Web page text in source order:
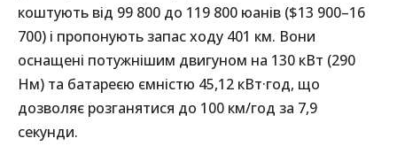
коштують від 99 800 до 119 800 юанів ($13 900–16
700) і пропонують запас ходу 401 км. Вони
оснащені потужнішим двигуном на 130 кВт (290
Нм) та батареєю ємністю 45,12 кВт·год, що
дозволяє розганятися до 100 км/год за 7,9
секунди.